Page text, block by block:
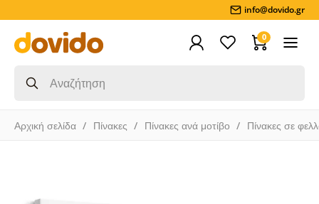
info@dovido.gr
0
Αρχική σελίδα Πίνακες Πίνακες ανά μοτίβο Πίνακες σε